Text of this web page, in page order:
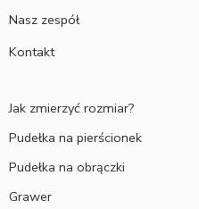
Nasz zespół
Kontakt
Jak zmierzyć rozmiar?
Pudełka na pierścionek
Pudełka na obrączki
Grawer